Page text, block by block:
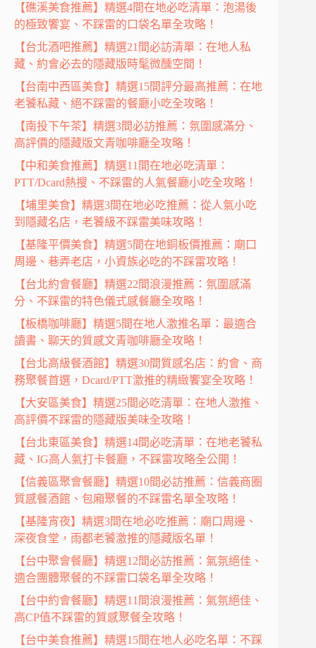
【礁溪美食推薦】精選4間在地必吃清單：泡湯後
的極致饗宴、不踩雷的口袋名單全攻略！
【台北酒吧推薦】精選21間必訪清單：在地人私
藏、約會必去的隱藏版時髦微醺空間！
【台南中西區美食】精選15間評分最高推薦：在地
老饕私藏、絕不踩雷的餐廳小吃全攻略！
【南投下午茶】精選3間必訪推薦：氛圍感滿分、
高評價的隱藏版文青咖啡廳全攻略！
【中和美食推薦】精選11間在地必吃清單：
PTT/Dcard熱搜、不踩雷的人氣餐廳小吃全攻略！
【埔里美食】精選3間在地必吃推薦：從人氣小吃
到隱藏名店，老饕級不踩雷美味攻略！
【基隆平價美食】精選5間在地銅板價推薦：廟口
周邊、巷弄老店，小資族必吃的不踩雷攻略！
【台北約會餐廳】精選22間浪漫推薦：氛圍感滿
分、不踩雷的特色儀式感餐廳全攻略！
【板橋咖啡廳】精選5間在地人激推名單：最適合
讀書、聊天的質感文青咖啡廳全攻略！
【台北高級餐酒館】精選30間質感名店：約會、商
務聚餐首選，Dcard/PTT激推的精緻饗宴全攻略！
【大安區美食】精選25間必吃清單：在地人激推、
高評價不踩雷的隱藏版美味全攻略！
【台北東區美食】精選14間必吃清單：在地老饕私
藏、IG高人氣打卡餐廳，不踩雷攻略全公開！
【信義區聚會餐廳】精選10間必訪推薦：信義商圈
質感餐酒館、包廂聚餐的不踩雷名單全攻略！
【基隆宵夜】精選3間在地必吃推薦：廟口周邊、
深夜食堂，雨都老饕激推的隱藏版名單！
【台中聚會餐廳】精選12間必訪推薦：氣氛絕佳、
適合團體聚餐的不踩雷口袋名單全攻略！
【台中約會餐廳】精選11間浪漫推薦：氣氛絕佳、
高CP值不踩雷的質感聚餐全攻略！
【台中美食推薦】精選15間在地人必吃名單：不踩